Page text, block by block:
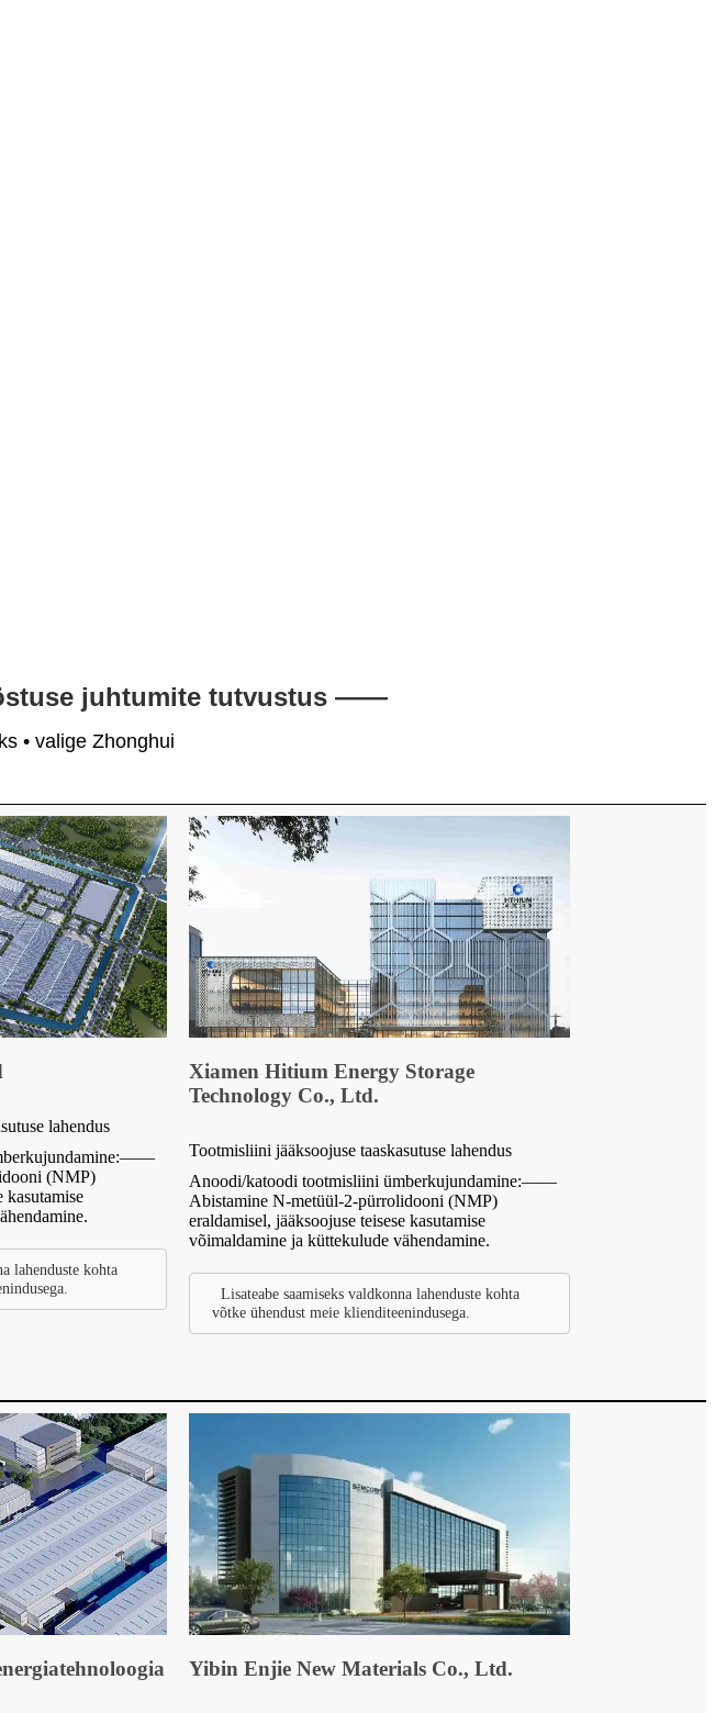
juhtumite tutvustus ——
• valige Zhonghui
lahendus
(NMP)
kasutamise
lahenduste kohta
Xiamen Hitium Energy Storage
Technology Co., Ltd.
Tootmisliini jääksoojuse taaskasutuse lahendus
Anoodi/katoodi tootmisliini ümberkujundamine:——
Abistamine N-metüül-2-pürrolidooni (NMP)
eraldamisel, jääksoojuse teisese kasutamise
võimaldamine ja küttekulude vähendamine.
Lisateabe saamiseks valdkonna lahenduste kohta
võtke ühendust meie klienditeenindusega.
Yibin Enjie New Materials Co., Ltd.